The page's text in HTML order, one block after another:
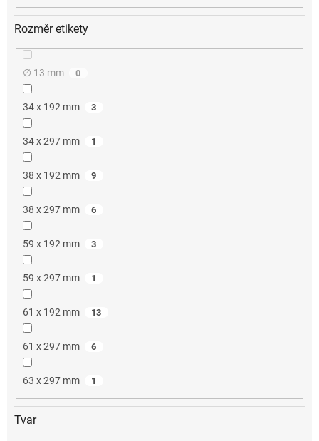
Rozměr etikety
∅ 13 mm 0
34 x 192 mm 3
34 x 297 mm 1
38 x 192 mm 9
38 x 297 mm 6
59 x 192 mm 3
59 x 297 mm 1
61 x 192 mm 13
61 x 297 mm 6
63 x 297 mm 1
Tvar